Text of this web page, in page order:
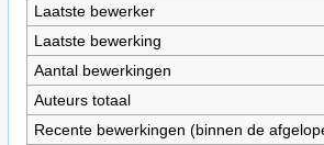
Laatste bewerker
Laatste bewerking
Aantal bewerkingen
Auteurs totaal
Recente bewerkingen (binnen de